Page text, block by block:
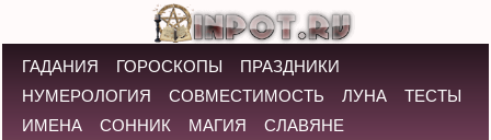
ГАДАНИЯ ГОРОСКОПЫ
ПРАЗДНИКИ
НУМЕРОЛОГИЯ
СОВМЕСТИМОСТЬ ЛУНА
ТЕСТЫ
ИМЕНА
СОННИК МАГИЯ
СЛАВЯНЕ